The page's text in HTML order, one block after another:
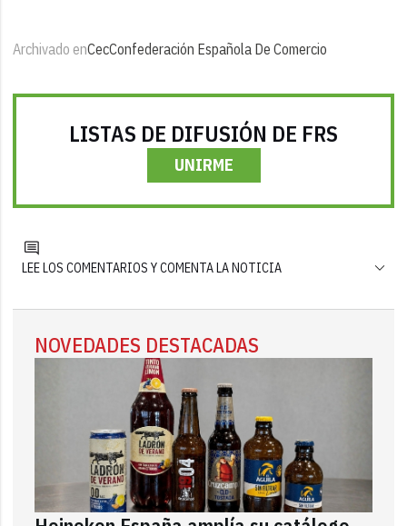
Archivado enCecConfederación Española De Comercio
LISTAS DE DIFUSIÓN DE FRS
UNIRME
LEE LOS COMENTARIOS Y COMENTA LA NOTICIA
NOVEDADES DESTACADAS